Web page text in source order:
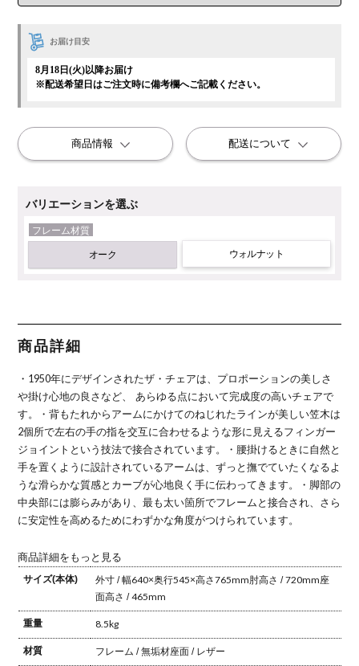
商品詳細
・1950年にデザインされたザ・チェアは、プロポーションの美しさ
や掛け心地の良さなど、 あらゆる点において完成度の高いチェアで
す。
・背もたれからアームにかけてのねじれたラインが美しい笠木は
2個所で左右の手の指を交互に合わせるような形に見えるフィンガー
ジョイントという技法で接合されています。
・腰掛けるときに自然と
手を置くように設計されているアームは、ずっと撫でていたくなるよ
うな滑らかな質感とカーブが心地良く手に伝わってきます。
・脚部の
中央部には膨らみがあり、最も太い箇所でフレームと接合され、さら
に安定性を高めるためにわずかな角度がつけられています。
商品詳細をもっと見る
サイズ(本体)
外寸 / 幅640×奥行545×高さ765mm肘高さ / 720mm座
面高さ / 465mm
重量 8.5kg
材質 フレーム / 無垢材座面 / レザー
バリエーションを選ぶ
フレーム材質
オーク ウォルナット
お届け目安
8月18日(火)以降お届け
※配送希望日はご注文時に備考欄へご記載ください。
商品情報 配送について